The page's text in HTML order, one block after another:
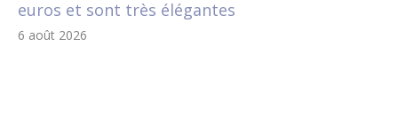
euros et sont très élégantes
6 août 2026